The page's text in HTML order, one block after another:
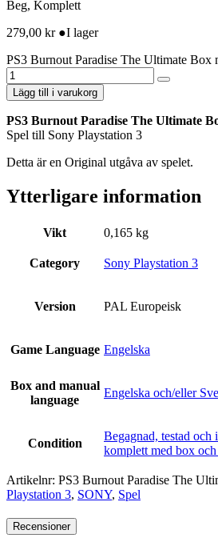
Beg, Komplett
279,00 kr ●I lager
PS3 Burnout Paradise The Ultimate Box
Lägg till i varukorg
PS3 Burnout Paradise The Ultimate
Spel till Sony Playstation 3
Detta är en Original utgåva av spelet.
Ytterligare information
Vikt 0,165 kg
Category Sony Playstation 3
Version PAL Europeisk
Game Language Engelska
Box and manual
language
Engelska och/eller
Condition
Begagnad, testad och
komplett med box
Artikelnr: PS3 Burnout Paradise The
Playstation 3, SONY, Spel
Recensioner